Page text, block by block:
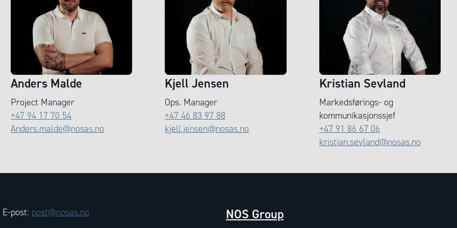
Anders Malde
Project Manager
+47 94 17 70 54
Anders.malde@nosas.no
Kjell Jensen
Ops. Manager
+47 46 83 97 88
kjell.jensen@nosas.no
Kristian Sevland
Markedsførings- og
kommunikasjonssjef
+47 91 86 67 06
kristian.sevland@nosas.no
E-post: post@nosas.no NOS Group